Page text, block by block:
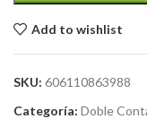
Add to wishlist
SKU: 606110863988
Categoría: Doble